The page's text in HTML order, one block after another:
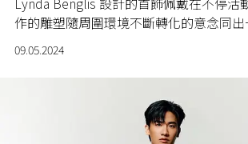
作的雕塑隨周圍環境不斷轉化的意念同出
09.05.2024